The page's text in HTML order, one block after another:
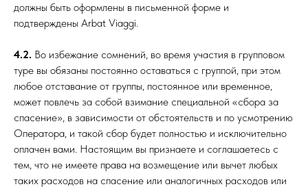
должны быть оформлены в письменной форме и
подтверждены Arbat Viaggi.
4.2. Во избежание сомнений, во время участия в групповом
туре вы обязаны постоянно оставаться с группой, при этом
любое отставание от группы, постоянное или временное,
может повлечь за собой взимание специальной «сбора за
спасение», в зависимости от обстоятельств и по усмотрению
Оператора, и такой сбор будет полностью и исключительно
оплачен вами. Настоящим вы признаете и соглашаетесь с
тем, что не имеете права на возмещение или вычет любых
таких расходов на спасение или аналогичных расходов или